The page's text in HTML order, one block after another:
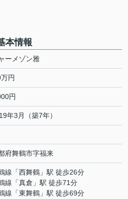
本情報
ーメゾン雅
円
円
年3月（築7年）
府舞鶴市字福来
線 「西舞鶴 」駅 徒歩26分
線 「真倉 」駅 徒歩71分
線 「東舞鶴 」駅 徒歩69分